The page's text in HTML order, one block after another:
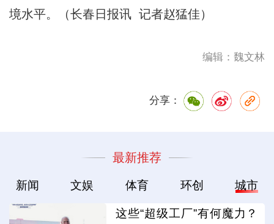
境水平。（长春日报讯 记者赵猛佳）
编辑：魏文林
分享：
最新推荐
新闻 文娱 体育 环创 城市
这些“超级工厂”有何魔力？